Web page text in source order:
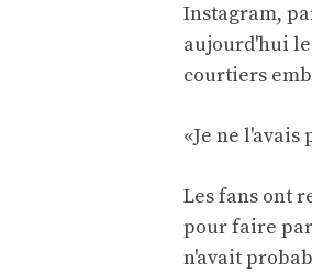
Instagram,
aujourd'hui
courtiers
«Je ne l'avais
Les fans ont
pour faire
n'avait